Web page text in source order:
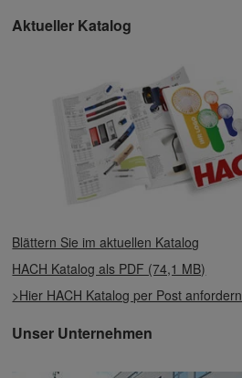
Aktueller Katalog
Blättern Sie im aktuellen Katalog
HACH Katalog als PDF (74,1 MB)
>Hier HACH Katalog per Post anfordern
Unser Unternehmen